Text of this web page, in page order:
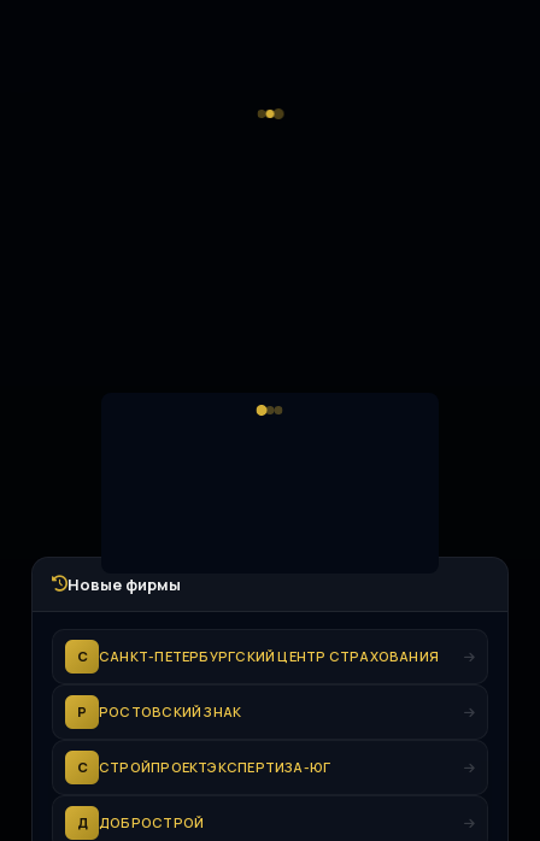
Новые фирмы
С САНКТ-ПЕТЕРБУРГСКИЙ ЦЕНТР СТРАХОВАНИЯ
Р РОСТОВСКИЙ ЗНАК
С СТРОЙПРОЕКТЭКСПЕРТИЗА-ЮГ
Д ДОБРОСТРОЙ